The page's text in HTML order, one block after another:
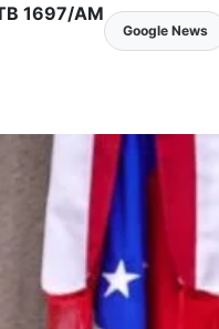
1697/AM
Google News